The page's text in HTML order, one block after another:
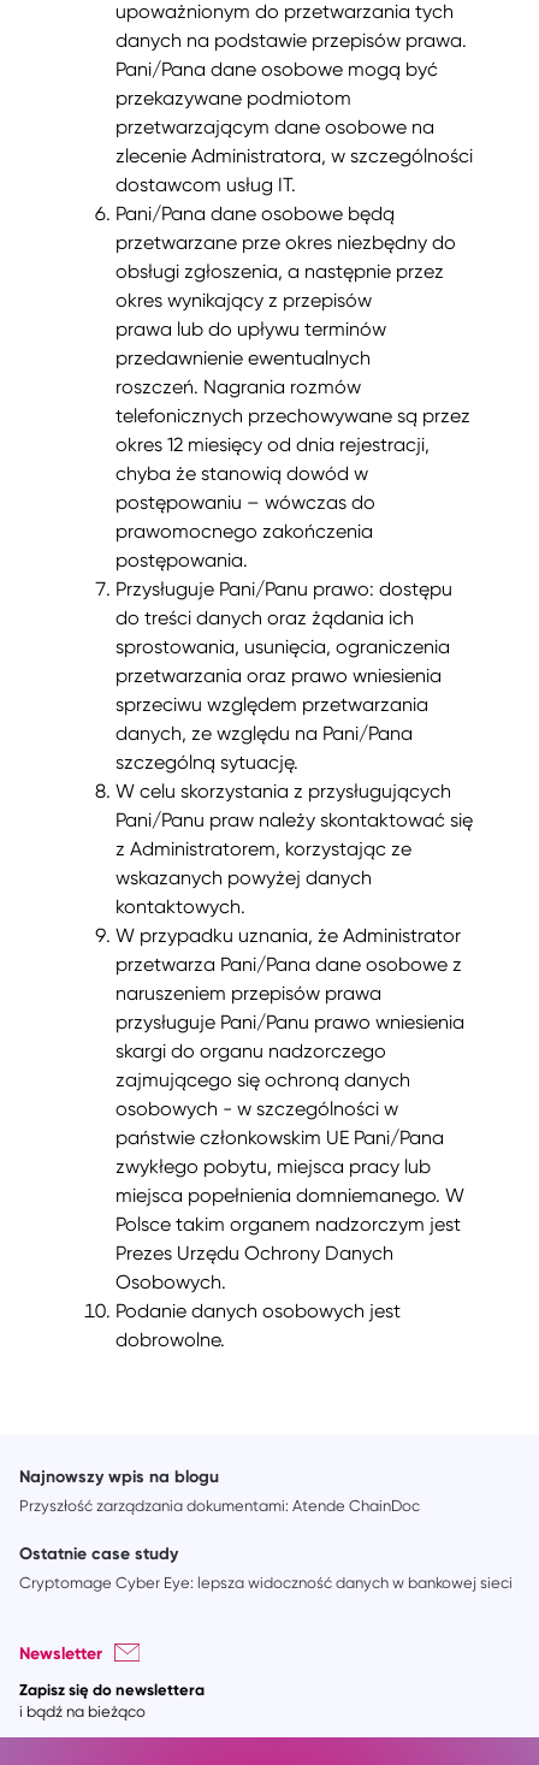
upoważnionym do przetwarzania tych
danych na podstawie przepisów prawa.
Pani/Pana dane osobowe mogą być
przekazywane podmiotom
przetwarzającym dane osobowe na
zlecenie Administratora, w szczególności
dostawcom usług IT.
Pani/Pana dane osobowe będą
przetwarzane prze okres niezbędny do
obsługi zgłoszenia, a następnie przez
okres wynikający z przepisów
prawa lub do upływu terminów
przedawnienie ewentualnych
roszczeń. Nagrania rozmów
telefonicznych przechowywane są przez
okres 12 miesięcy od dnia rejestracji,
chyba że stanowią dowód w
postępowaniu – wówczas do
prawomocnego zakończenia
postępowania.
Przysługuje Pani/Panu prawo: dostępu
do treści danych oraz żądania ich
sprostowania, usunięcia, ograniczenia
przetwarzania oraz prawo wniesienia
sprzeciwu względem przetwarzania
danych, ze względu na Pani/Pana
szczególną sytuację.
W celu skorzystania z przysługujących
Pani/Panu praw należy skontaktować się
z Administratorem, korzystając ze
wskazanych powyżej danych
kontaktowych.
W przypadku uznania, że Administrator
przetwarza Pani/Pana dane osobowe z
naruszeniem przepisów prawa
przysługuje Pani/Panu prawo wniesienia
skargi do organu nadzorczego
zajmującego się ochroną danych
osobowych - w szczególności w
państwie członkowskim UE Pani/Pana
zwykłego pobytu, miejsca pracy lub
miejsca popełnienia domniemanego. W
Polsce takim organem nadzorczym jest
Prezes Urzędu Ochrony Danych
Osobowych.
Podanie danych osobowych jest
dobrowolne.
Najnowszy wpis na blogu
Przyszłość zarządzania dokumentami: Atende ChainDoc
Ostatnie case study
Cryptomage Cyber Eye: lepsza widoczność danych w bankowej sieci
Newsletter
Zapisz się do newslettera
i bądź na bieżąco